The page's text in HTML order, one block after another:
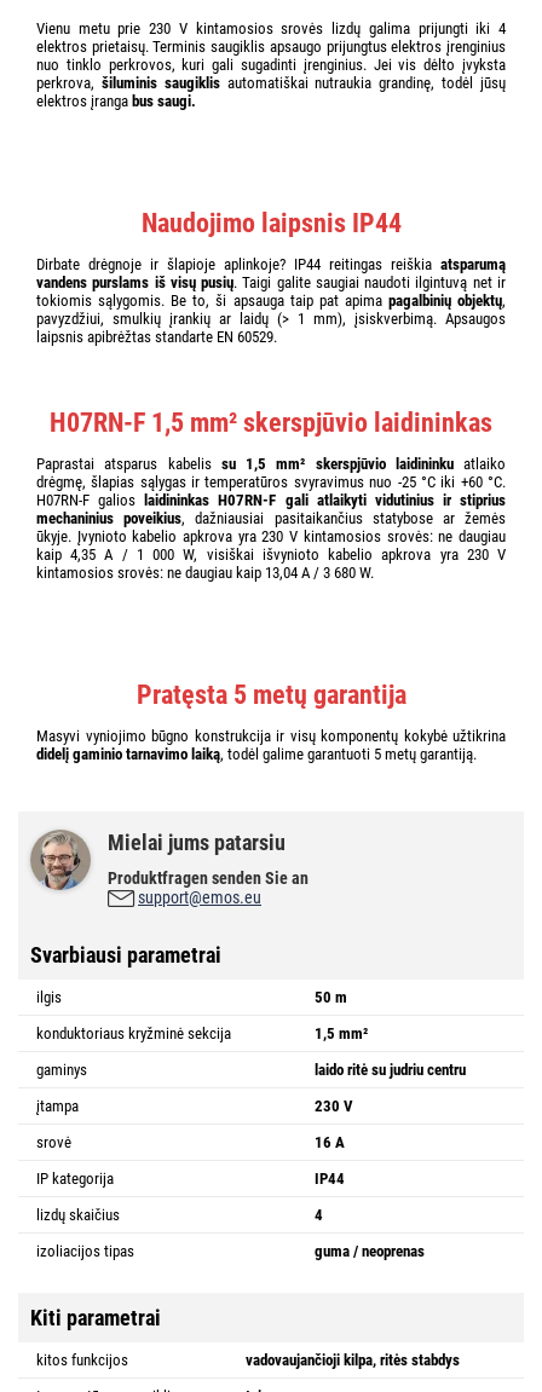
Vienu metu prie 230 V kintamosios srovės lizdų galima prijungti iki 4
elektros prietaisų. Terminis saugiklis apsaugo prijungtus elektros įrenginius
nuo tinklo perkrovos, kuri gali sugadinti įrenginius. Jei vis dėlto įvyksta
perkrova, šiluminis saugiklisautomatiškai nutraukia grandinę, todėl jūsų
elektros įranga bus saugi.
Naudojimo laipsnis IP44
Dirbate drėgnoje ir šlapioje aplinkoje? IP44 reitingas reiškia atsparumą
vandens purslams iš visų pusių. Taigi galite saugiai naudoti ilgintuvą net ir
tokiomis sąlygomis. Be to, ši apsauga taip pat apima pagalbinių objektų,
pavyzdžiui, smulkių įrankių ar laidų (> 1 mm), įsiskverbimą. Apsaugos
laipsnis apibrėžtas standarte EN 60529.
H07RN-F 1,5 mm² skerspjūvio laidininkas
Paprastai atsparus kabelis su 1,5 mm² skerspjūvio laidininkuatlaiko
drėgmę, šlapias sąlygas ir temperatūros svyravimus nuo -25 °C iki +60 °C.
H07RN-F galios
laidininkas H07RN-F gali atlaikyti vidutinius ir stiprius
mechaninius poveikius, dažniausiai pasitaikančius statybose ar žemės
ūkyje. Įvynioto kabelio apkrova yra 230 V kintamosios srovės: ne daugiau
kaip 4,35 A / 1 000 W, visiškai išvynioto kabelio apkrova yra 230 V
kintamosios srovės: ne daugiau kaip 13,04 A / 3 680 W.
Pratęsta 5 metų garantija
Masyvi vyniojimo būgno konstrukcija ir visų komponentų kokybė užtikrina
didelį gaminio tarnavimo laiką, todėl galime garantuoti 5 metų garantiją.
Mielai jums patarsiu
Produktfragen senden Sie an
support@emos.eu
Svarbiausi parametrai
ilgis
50 m
konduktoriaus kryžminė sekcija
1,5 mm²
gaminys
laido ritė su judriu centru
įtampa
230 V
srovė
16 A
IP kategorija
IP44
lizdų skaičius
4
izoliacijos tipas
guma / neoprenas
Kiti parametrai
kitos funkcijos
vadovaujančioji kilpa, ritės stabdys